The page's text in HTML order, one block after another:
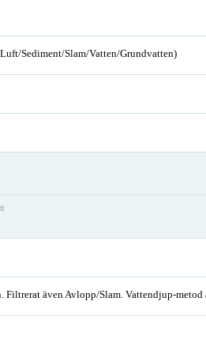
Sediment/Slam/Vatten/Grundvatten)
Filtrerat även Avlopp/Slam. Vattendjup-metod